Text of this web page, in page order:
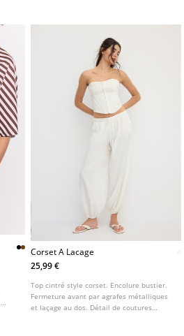
Corset A Lacage
25,99 €
Top cintré style corset. Encolure bustier.
Fermeture avant par agrafes métalliques
et laçage au dos. Détail de coutures